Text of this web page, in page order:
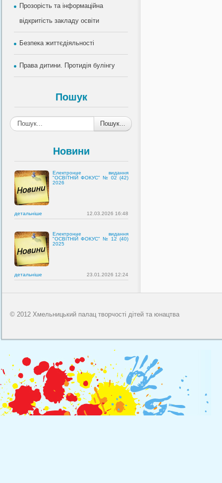
Прозорість та інформаційна
відкритість закладу освіти
Безпека життєдіяльності
Права дитини. Протидія булінгу
Пошук
Пошук...
Новини
Електронне видання
"ОСВІТНІЙ ФОКУС" № 02 (42)
2026
детальнiше 12.03.2026 16:48
Електронне видання
"ОСВІТНІЙ ФОКУС" № 12 (40)
2025
детальнiше 23.01.2026 12:24
© 2012 Хмельницький палац творчості дітей та юнацтва